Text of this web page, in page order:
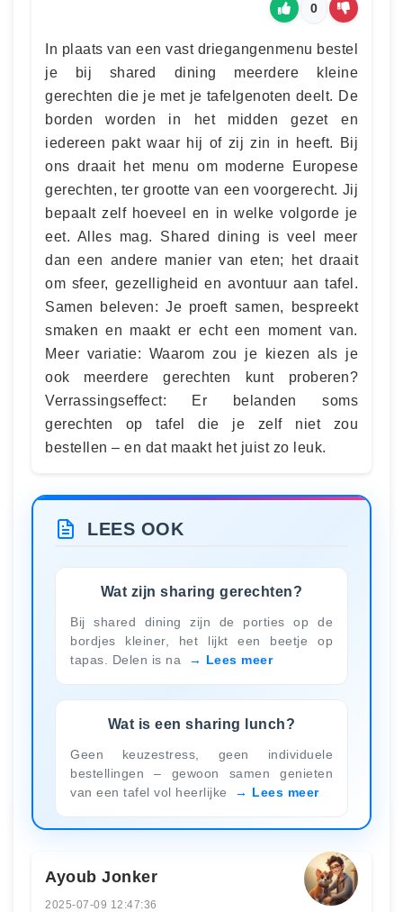
0
In plaats van een vast driegangenmenu bestel
je bij shared dining meerdere kleine
gerechten die je met je tafelgenoten deelt. De
borden worden in het midden gezet en
iedereen pakt waar hij of zij zin in heeft. Bij
ons draait het menu om moderne Europese
gerechten, ter grootte van een voorgerecht. Jij
bepaalt zelf hoeveel en in welke volgorde je
eet. Alles mag. Shared dining is veel meer
dan een andere manier van eten; het draait
om sfeer, gezelligheid en avontuur aan tafel.
Samen beleven: Je proeft samen, bespreekt
smaken en maakt er echt een moment van.
Meer variatie: Waarom zou je kiezen als je
ook meerdere gerechten kunt proberen?
Verrassingseffect: Er belanden soms
gerechten op tafel die je zelf niet zou
bestellen – en dat maakt het juist zo leuk.
LEES OOK
Wat zijn sharing gerechten?
Bij shared dining zijn de porties op de
bordjes kleiner, het lijkt een beetje op
tapas. Delen is na
Lees meer
Wat is een sharing lunch?
Geen keuzestress, geen individuele
bestellingen – gewoon samen genieten
van een tafel vol heerlijke
Lees meer
Ayoub Jonker
2025-07-09 12:47:36